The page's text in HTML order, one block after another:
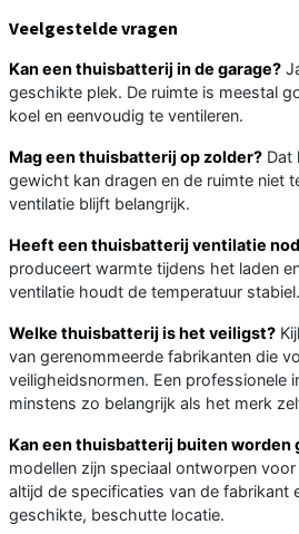
Veelgestelde vragen
Kan een thuisbatterij in de garage?
geschikte plek. De ruimte is meestal
koel en eenvoudig te ventileren.
Mag een thuisbatterij op zolder? Dat
gewicht kan dragen en de ruimte niet
ventilatie blijft belangrijk.
Heeft een thuisbatterij ventilatie
produceert warmte tijdens het laden
ventilatie houdt de temperatuur stabiel.
Welke thuisbatterij is het veiligst?
van gerenommeerde fabrikanten die
veiligheidsnormen. Een professionele
minstens zo belangrijk als het merk
Kan een thuisbatterij buiten worden
modellen zijn speciaal ontworpen
altijd de specificaties van de fabrikant
geschikte, beschutte locatie.